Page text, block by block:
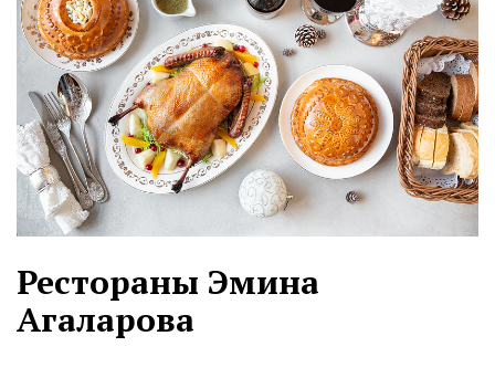
Рестораны Эмина
Агаларова